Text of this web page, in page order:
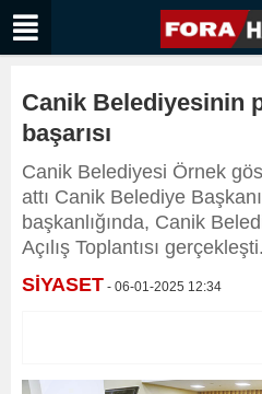
Canik Belediyesinin
başarısı
Canik Belediyesi Örnek
attı Canik Belediye
başkanlığında, Canik
Açılış Toplantısı gerçekleşti.
SİYASET - 06-01-2025 12:34